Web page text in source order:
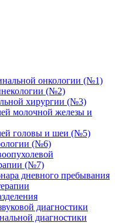
онкологии (№1)
(№2)
хирургии (№3)
молочной железы и
головы и шеи (№5)
(№6)
(№7)
дневного пребывания
диагностики
диагностики